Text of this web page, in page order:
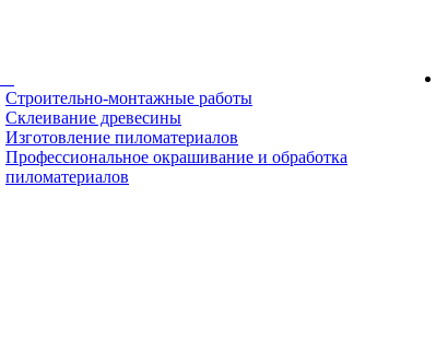
Строительно-монтажные работы
Склеивание древесины
Изготовление пиломатериалов
Профессиональное окрашивание и обработка
пиломатериалов